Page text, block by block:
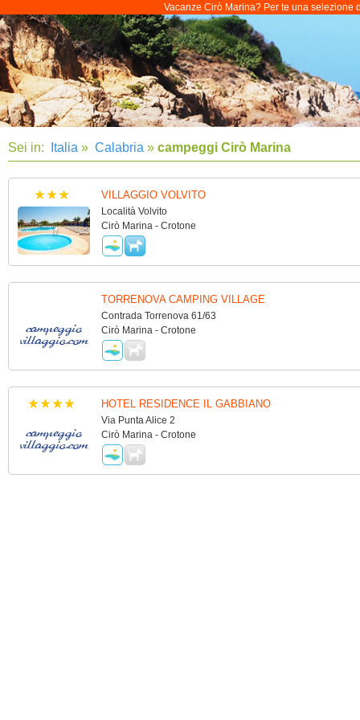
Vacanze Cirò Marina? Per te una
Sei in: Italia » Calabria » campeggi Cirò Marina
VILLAGGIO VOLVITO
Località Volvito
Cirò Marina - Crotone
TORRENOVA CAMPING VILLAGE
Contrada Torrenova 61/63
Cirò Marina - Crotone
HOTEL RESIDENCE IL GABBIANO
Via Punta Alice 2
Cirò Marina - Crotone